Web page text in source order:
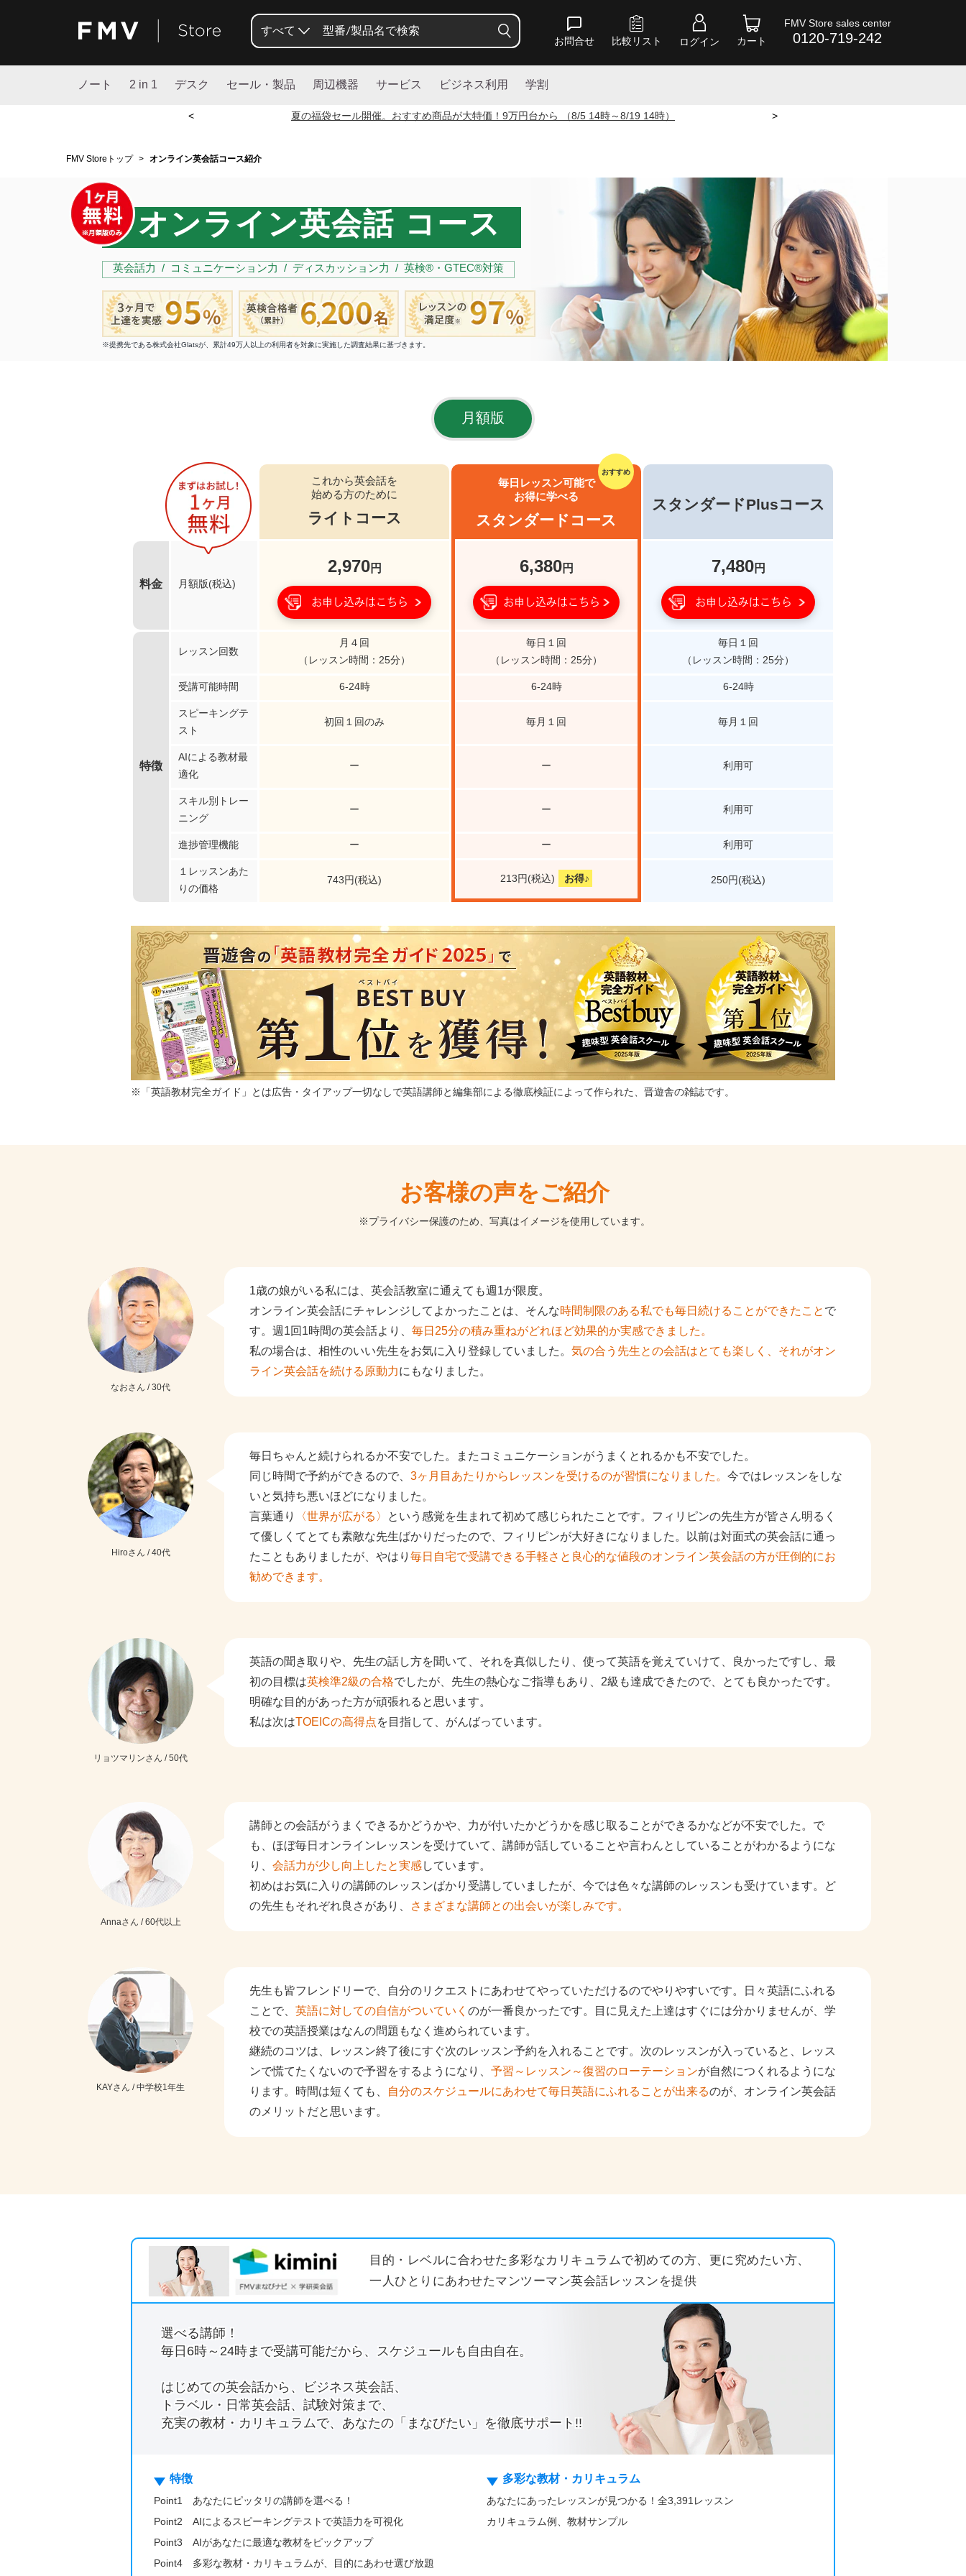
すべて
お問合せ 比較リスト ログイン カート
FMV Store sales center
0120-719-242
ノート 2 in 1 デスク セール・製品 周辺機器 サービス ビジネス利用 学割
夏の福袋セール開催。おすすめ商品が大特価！ 9万円台から （8/5 14時～8/19 14時）
< >
FMV Storeトップ > オンライン英会話コース紹介
オンライン英会話 コース
英会話力 / コミュニケーション力 / ディスカッション力 / 英検®・GTEC®対策
※提携先である株式会社Glatsが、累計49万人以上の利用者を対象に実施した調査結果に基づきます。
月額版
これから英会話を
始める方のために
ライトコース
おすすめ
毎日レッスン可能で
お得に学べる
スタンダードコース
スタンダードPlusコース
料金 月額版(税込)
2,970円
お申し込みはこちら
6,380円
お申し込みはこちら
7,480円
お申し込みはこちら
特徴
レッスン回数
月４回
（レッスン時間：25分）
毎日１回
（レッスン時間：25分）
毎日１回
（レッスン時間：25分）
受講可能時間 6-24時 6-24時 6-24時
スピーキングテ
スト
初回１回のみ 毎月１回 毎月１回
AIによる教材最
適化
ー ー 利用可
スキル別トレー
ニング
ー ー 利用可
進捗管理機能 ー ー 利用可
１レッスンあた
りの価格
743円(税込) 213円(税込) お得♪ 250円(税込)
※「英語教材完全ガイド」とは広告・タイアップ一切なしで英語講師と編集部による徹底検証によって作られた、晋遊舎の雑誌です。
お客様の声をご紹介
※プライバシー保護のため、写真はイメージを使用しています。
なおさん / 30代
1歳の娘がいる私には、英会話教室に通えても週1が限度。
オンライン英会話にチャレンジしてよかったことは、そんな時間制限のある私でも毎日続けることができたこと で
す。週1回1時間の英会話より、 毎日25分の積み重ねがどれほど効果的か実感できました。
私の場合は、相性のいい先生をお気に入り登録していました。 気の合う先生との会話はとても楽しく、それがオン
ライン英会話を続ける原動力にもなりました。
Hiroさん / 40代
毎日ちゃんと続けられるか不安でした。またコミュニケーションがうまくとれるかも不安でした。
同じ時間で予約ができるので、 3ヶ月目あたりからレッスンを受けるのが習慣になりました。 今ではレッスンをしな
いと気持ち悪いほどになりました。
言葉通り
〈世界が広がる〉
という感覚を生まれて初めて感じられたことです。フィリピンの先生方が皆さん明るく
て優しくてとても素敵な先生ばかりだったので、フィリピンが大好きになりました。以前は対面式の英会話に通っ
たこともありましたが、やはり 毎日自宅で受講できる手軽さと良心的な値段のオンライン英会話の方が圧倒的にお
勧めできます。
リョツマリンさん / 50代
英語の聞き取りや、先生の話し方を聞いて、それを真似したり、使って英語を覚えていけて、良かったですし、最
初の目標は英検準2級の合格でしたが、先生の熱心なご指導もあり、2級も達成できたので、とても良かったです。
明確な目的があった方が頑張れると思います。
私は次はTOEICの高得点を目指して、がんばっています。
Annaさん / 60代以上
講師との会話がうまくできるかどうかや、力が付いたかどうかを感じ取ることができるかなどが不安でした。で
も、ほぼ毎日オンラインレッスンを受けていて、講師が話していることや言わんとしていることがわかるようにな
り、 会話力が少し向上したと実感しています。
初めはお気に入りの講師のレッスンばかり受講していましたが、今では色々な講師のレッスンも受けています。ど
の先生もそれぞれ良さがあり、
さまざまな講師との出会いが楽しみです。
KAYさん / 中学校1年生
先生も皆フレンドリーで、自分のリクエストにあわせてやっていただけるのでやりやすいです。日々英語にふれる
ことで、 英語に対しての自信がついていく のが一番良かったです。目に見えた上達はすぐには分かりませんが、学
校での英語授業はなんの問題もなく進められています。
継続のコツは、レッスン終了後にすぐ次のレッスン予約を入れることです。次のレッスンが入っていると、レッス
ンで慌てたくないので予習をするようになり、 予習～レッスン～復習のローテーションが自然につくれるようにな
ります。時間は短くても、
自分のスケジュールにあわせて毎日英語にふれることが出来るのが、オンライン英会話
のメリットだと思います。
目的・レベルに合わせた多彩なカリキュラムで初めての方、更に究めたい方、
一人ひとりにあわせたマンツーマン英会話レッスンを提供
選べる講師！
毎日6時～24時まで受講可能だから、スケジュールも自由自在。
はじめての英会話から、ビジネス英会話、
トラベル・日常英会話、試験対策まで、
充実の教材・カリキュラムで、あなたの「まなびたい」を徹底サポート!!
特徴
Point1 あなたにピッタリの講師を選べる！
Point2 AIによるスピーキングテストで英語力を可視化
Point3 AIがあなたに最適な教材をピックアップ
Point4 多彩な教材・カリキュラムが、目的にあわせ選び放題
多彩な教材・カリキュラム
あなたにあったレッスンが見つかる！全3,391レッスン
カリキュラム例、教材サンプル